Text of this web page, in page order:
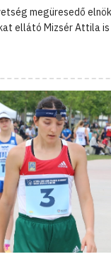
megüresedő
ellátó Mizsér Attila is